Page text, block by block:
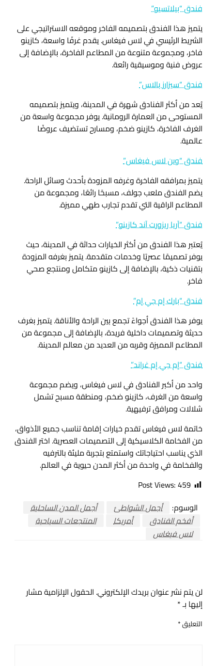
فندق “بيلاتسيو”
يتميز هذا الفندق بتصميمه الفاخر وموقعه الاستراتيجي على
الشريط الرئيسي في لاس فيغاس. يقدم غرفًا واسعة، كازينو
فاخر، ومجموعة متنوعة من المطاعم الفاخرة، بالإضافة إلى
عروض فنية وموسيقية رائعة.
فندق “سيزارز بالاس”
يُعد من أكثر الفنادق شهرة في المدينة، ويتميز بتصميمه
المستوحى من العمارة الرومانية. يوفر مجموعة واسعة من
الغرف الفاخرة، كازينو ضخم، ومسارح تستضيف عروضًا
عالمية.
فندق “وين لاس فيغاس”
يتميز بمرافقه الفاخرة وغرفه المزودة بأحدث وسائل الراحة.
يضم الفندق ملعب جولف، مسبحًا رائعًا، ومجموعة من
المطاعم الراقية التي تقدم تجارب طهي مميزة.
فندق “آريا ريزورت آند كازينو”
يُعتبر هذا الفندق من أكثر الخيارات حداثة في المدينة، حيث
يوفر تصميمًا عصريًا وخدمات متقدمة. يتميز بغرفه المزودة
بتقنيات ذكية، بالإضافة إلى كازينو متكامل ومنتجع صحي
فاخر.
فندق “بارك إم جي إم”
يوفر هذا الفندق أجواءً تجمع بين الراحة والأناقة. يتميز بغرف
حديثة وتصميمات داخلية فريدة، بالإضافة إلى مجموعة من
المطاعم المميزة وقربه من العديد من معالم المدينة.
فندق “إم جي إم غراند”
واحد من أكبر الفنادق في لاس فيغاس، ويضم مجموعة
واسعة من الغرف، كازينو ضخم، ومنطقة مسبح تشمل
شلالات ومرافق ترفيهية.
خاتمة لاس فيغاس تقدم خيارات إقامة تناسب جميع الأذواق،
من الفخامة الكلاسيكية إلى التصميمات العصرية. اختر الفندق
الذي يناسب احتياجاتك واستمتع بتجربة مليئة بالترفيه
والفخامة في واحدة من أكثر المدن حيوية في العالم.
Post Views:459
الوسوم:
أجمل الشواطئ
أجمل المدن الساحلية
أفخم الفنادق
أمريكا
المنتجعات السياحية
لاس فيغاس
لن يتم نشر عنوان بريدك الإلكتروني. الحقول الإلزامية مشار
إليها بـ*
التعليق*